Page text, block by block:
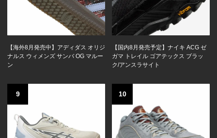
【海外8月発売中】アディダス オリジ
ナルス ウィメンズ サンバ OG マルー
ン
【国内8月発売予定】ナイキ ACG ゼ
ガマ トレイル ゴアテックス ブラッ
ク/アンスラサイト
9 10